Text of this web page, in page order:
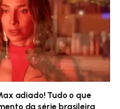
adiado! Tudo o que
da série brasileira